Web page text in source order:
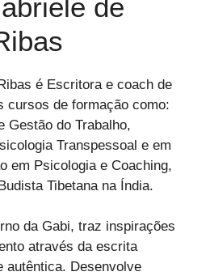
de
é Escritora e coach de
cursos de formação como:
Gestão do Trabalho,
Transpessoal e em
em Psicologia e Coaching,
Tibetana na Índia.
da Gabi, traz inspirações
através da escrita
autêntica. Desenvolve